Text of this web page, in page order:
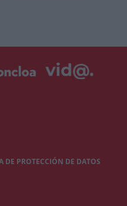
DE PROTECCIÓN DE DATOS